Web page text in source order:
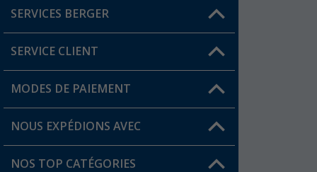
Trouver une magasin
SERVICES BERGER
Devenir revendeur
Mon compte
Carte de fidélité Berger
SERVICE CLIENT
FAQ et contact
Informations sur l'expédition
MODES DE PAIEMENT
NOUS EXPÉDIONS AVEC
NOS TOP CATÉGORIES